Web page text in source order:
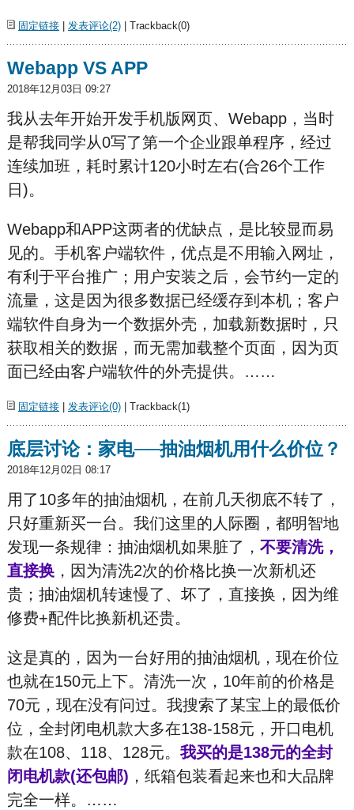
固定链接| 发表评论(2)| Trackback(0)
Webapp VS APP
2018年12月03日 09:27
我从去年开始开发手机版网页、Webapp，当时
是帮我同学从0写了第一个企业跟单程序，经过
连续加班，耗时累计120小时左右(合26个工作
日)。
Webapp和APP这两者的优缺点，是比较显而易
见的。手机客户端软件，优点是不用输入网址，
有利于平台推广；用户安装之后，会节约一定的
流量，这是因为很多数据已经缓存到本机；客户
端软件自身为一个数据外壳，加载新数据时，只
获取相关的数据，而无需加载整个页面，因为页
面已经由客户端软件的外壳提供。……
固定链接| 发表评论(0)| Trackback(1)
底层讨论：家电──抽油烟机用什么价位？
2018年12月02日 08:17
用了10多年的抽油烟机，在前几天彻底不转了，
只好重新买一台。我们这里的人际圈，都明智地
发现一条规律：抽油烟机如果脏了， 不要清洗，
直接换，因为清洗2次的价格比换一次新机还
贵；抽油烟机转速慢了、坏了，直接换，因为维
修费+配件比换新机还贵。
这是真的，因为一台好用的抽油烟机，现在价位
也就在150元上下。清洗一次，10年前的价格是
70元，现在没有问过。我搜索了某宝上的最低价
位，全封闭电机款大多在138-158元，开口电机
款在108、118、128元。 我买的是138元的全封
闭电机款(还包邮) ，纸箱包装看起来也和大品牌
完全一样。……